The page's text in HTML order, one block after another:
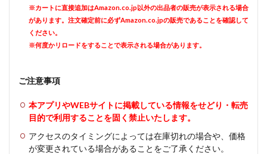
※カートに直接追加はAmazon.co.jp以外の出品者の販売が表示される場合
があります。注文確定前に必ずAmazon.co.jpの販売であることを確認して
ください。
※何度かリロードをすることで表示される場合があります。
ご注意事項
本アプリやWEBサイトに掲載している情報をせどり・転売
目的で利用することを固く禁止いたします。
アクセスのタイミングによっては在庫切れの場合や、価格
が変更されている場合があることをご了承ください。